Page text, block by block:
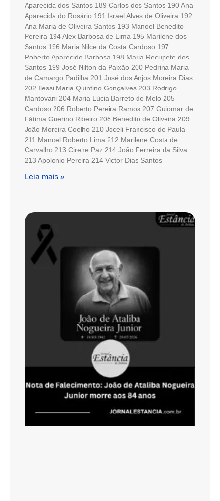
Aparecida dos Santos 189 Carlos dos Santos 190 Ana
Aparecida do Rosário 191 Israel Alves de Oliveira 192
Ana Maria de Oliveira Santos 193 Manoel Benedito
Pereira 194 Alex Barbosa de Lima 195 Marilene dos
Santos 196 Maria Nilce da Costa Cardoso 197
Roberto Aparecido Barbosa 198 Maria Recupete dos
Santos 199 José Nilton da Paixão 200 Pedrina Maria
de Camargo Padilha 201 José dos Anjos Moreira Dias
202 Ilessi Maria Quintino Gonçalves 203 Rodrigo
Mantovani 204 Maria Lúcia Barreto de Melo 205
Cardoso 206 Roberto Pereira Ramos 207 Guiomar de
Fátima Guerino Ribeiro 208 Benedito de Oliveira 209
João Moreira Coelho 210 Joceli Francisco de Paula
211 Manoel Roberto Lima 212 Marilene Costa de
Carvalho 213 Cirene Paz 214 João Ferreira da Silva
213 Apolonio Pereira 214 Victor Dias Santos
Leia mais »